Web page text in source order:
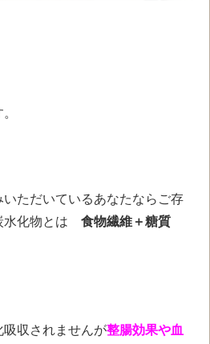
いただいているあなたならご存
水化物とは 食物繊維＋糖質
吸収されませんが整腸効果や血